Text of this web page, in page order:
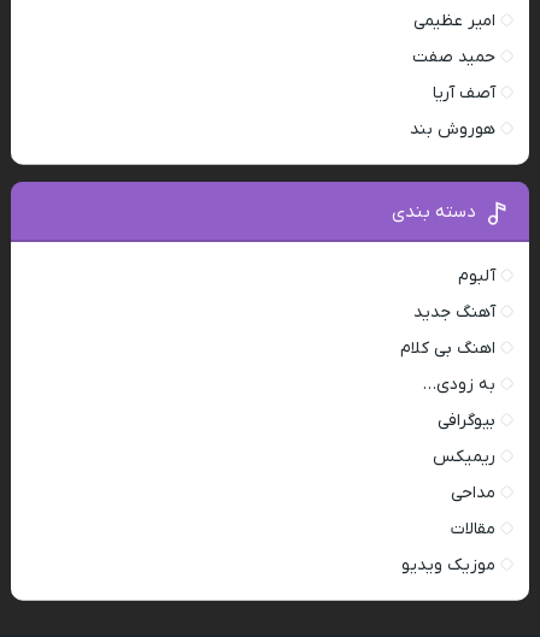
امیر عظیمی
حمید صفت
آصف آریا
هوروش بند
دسته بندی
آلبوم
آهنگ جدید
اهنگ بی کلام
به زودی…
بیوگرافی
ریمیکس
مداحی
مقالات
موزیک ویدیو